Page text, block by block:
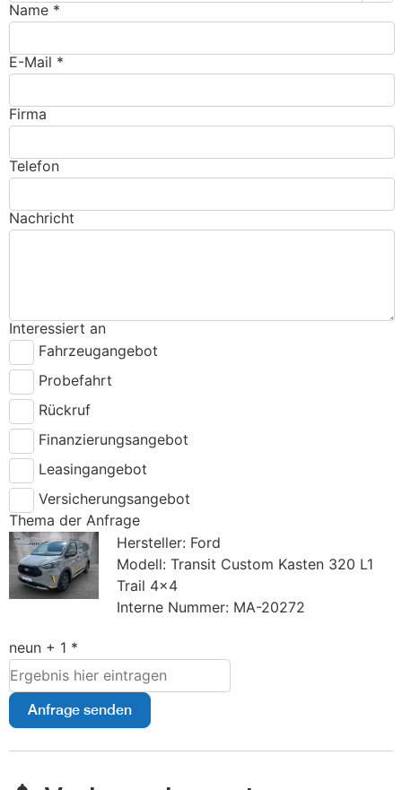
Name *
E-Mail *
Firma
Telefon
Nachricht
Interessiert an
Fahrzeugangebot
Probefahrt
Rückruf
Finanzierungsangebot
Leasingangebot
Versicherungsangebot
Thema der Anfrage
Hersteller: Ford
Modell: Transit Custom Kasten 320 L1
Trail 4x4
Interne Nummer: MA-20272
neun + 1 *
Anfrage senden